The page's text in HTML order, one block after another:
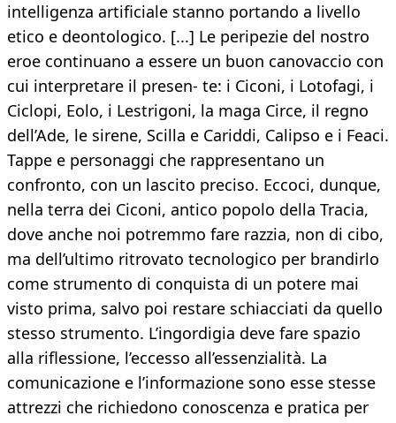
intelligenza artificiale stanno portando a livello
etico e deontologico. [...] Le peripezie del nostro
eroe continuano a essere un buon canovaccio con
cui interpretare il presen- te: i Ciconi, i Lotofagi, i
Ciclopi, Eolo, i Lestrigoni, la maga Circe, il regno
dell’Ade, le sirene, Scilla e Cariddi, Calipso e i Feaci.
Tappe e personaggi che rappresentano un
confronto, con un lascito preciso. Eccoci, dunque,
nella terra dei Ciconi, antico popolo della Tracia,
dove anche noi potremmo fare razzia, non di cibo,
ma dell’ultimo ritrovato tecnologico per brandirlo
come strumento di conquista di un potere mai
visto prima, salvo poi restare schiacciati da quello
stesso strumento. L’ingordigia deve fare spazio
alla riflessione, l’eccesso all’essenzialità. La
comunicazione e l’informazione sono esse stesse
attrezzi che richiedono conoscenza e pratica per